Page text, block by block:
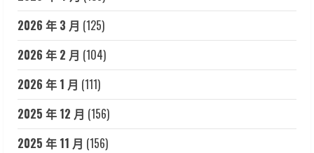
2026 年 3 月 (125)
2026 年 2 月 (104)
2026 年 1 月 (111)
2025 年 12 月 (156)
2025 年 11 月 (156)